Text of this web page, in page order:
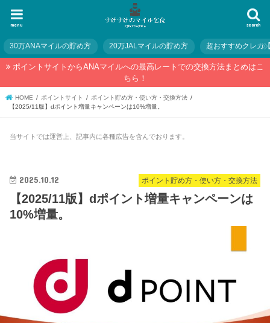
search
menu
30万ANAマイルの貯め方 20万JALマイルの貯め方 超おすすめクレカ
ポイントサイトからANAマイルへの最高レートでの交換方法まとめはこ
ちら！
HOME ポイントサイト
ポイント貯め方・使い方・交換方法
【2025/11版】dポイント増量キャンペーンは10%増量。
当サイトでは運営上、記事内に各種広告を含んでおります。
ポイント貯め方・使い方・交換方法
2025.10.12
【2025/11版】dポイント増量キャンペーンは
10%増量。